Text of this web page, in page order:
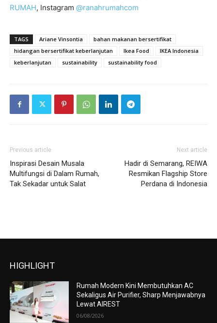
RUMAH, Instagram @ranahrumahcom
TAGS Ariane Vinsontia
bahan makanan bersertifikat
hidangan bersertifikat keberlanjutan
Ikea Food
IKEA Indonesia
keberlanjutan
sustainability sustainability food
Previous article
Inspirasi Desain Musala
Multifungsi di Dalam Rumah,
Tak Sekadar untuk Salat
Next article
Hadir di Semarang, REIWA
Resmikan Flagship Store
Perdana di Indonesia
HIGHLIGHT
Rumah Modern Kini Membutuhkan AC
Sekaligus Air Purifier, Sharp Menjawabnya
Lewat AIREST
06/08/2026